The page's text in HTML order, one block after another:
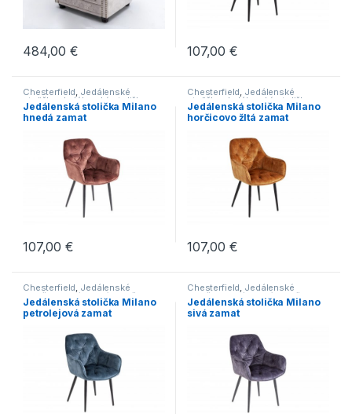
484,00€ 107,00€
Chesterfield, Jedálenské
stoličky Jedálenské stoličky s
čalúneným sedákom,
Jedálenské stoličky s klasickými
Jedálenská stolička Milano
hnedá zamat
107,00€
Chesterfield, Jedálenské
stoličky Jedálenské stoličky s
čalúneným sedákom,
Jedálenské stoličky s klasickými
modernom štýle
Jedálenská stolička Milano
horčicovo žltá zamat
107,00€
Chesterfield, Jedálenské
stoličky Jedálenské stoličky s
čalúneným sedákom,
Jedálenské stoličky s klasickými
nohami ,Jedálenské stoličky v
modernom štýle
Jedálenská stolička Milano
petrolejová zamat
Chesterfield, Jedálenské
stoličky Jedálenské stoličky s
čalúneným sedákom,
Jedálenské stoličky s klasickými
Jedálenská stolička Milano
sivá zamat